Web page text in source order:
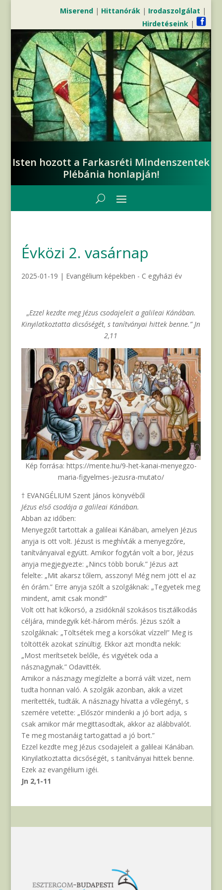
Miserend| Hittanórák| Irodaszolgálat |
Hirdetéseink|
Isten hozott a Farkasréti Mindenszentek
Plébánia honlapján!
Évközi 2. vasárnap
2025-01-19 | Evangélium képekben - C egyházi év
„Ezzel kezdte meg Jézus csodajeleit a galileai Kánában.
Kinyilatkoztatta dicsőségét, s tanítványai hittek benne.” Jn
2,11
Kép forrása: https://mente.hu/9-het-kanai-menyegzo-
maria-figyelmes-jezusra-mutato/
† EVANGÉLIUM Szent János könyvéből
Jézus első csodája a galileai Kánában.
Abban az időben:
Menyegzőt tartottak a galileai Kánában, amelyen Jézus
anyja is ott volt. Jézust is meghívták a menyegzőre,
tanítványaival együtt. Amikor fogytán volt a bor, Jézus
anyja megjegyezte: „Nincs több boruk.” Jézus azt
felelte: „Mit akarsz tőlem, asszony! Még nem jött el az
én órám.” Erre anyja szólt a szolgáknak: „Tegyetek meg
mindent, amit csak mond!”
Volt ott hat kőkorsó, a zsidóknál szokásos tisztálkodás
céljára, mindegyik két-három mérős. Jézus szólt a
szolgáknak: „Töltsétek meg a korsókat vízzel!” Meg is
töltötték azokat színültig. Ekkor azt mondta nekik:
„Most merítsetek belőle, és vigyétek oda a
násznagynak.” Odavitték.
Amikor a násznagy megízlelte a borrá vált vizet, nem
tudta honnan való. A szolgák azonban, akik a vizet
merítették, tudták. A násznagy hívatta a vőlegényt, s
szemére vetette: „Először mindenki a jó bort adja, s
csak amikor már megittasodtak, akkor az alábbvalót.
Te meg mostanáig tartogattad a jó bort.”
Ezzel kezdte meg Jézus csodajeleit a galileai Kánában.
Kinyilatkoztatta dicsőségét, s tanítványai hittek benne.
Ezek az evangélium igéi.
Jn 2,1-11